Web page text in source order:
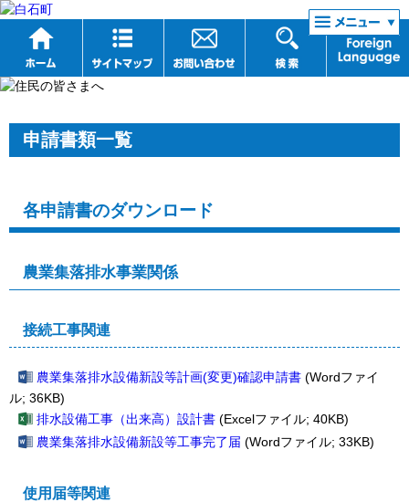
リンク集
申請書類一覧
各申請書のダウンロード
農業集落排水事業関係
接続工事関連
農業集落排水設備新設等計画(変更)確認申請書 (Wordファイ
ル; 36KB)
排水設備工事（出来高）設計書 (Excelファイル; 40KB)
農業集落排水設備新設等工事完了届 (Wordファイル; 33KB)
使用届等関連